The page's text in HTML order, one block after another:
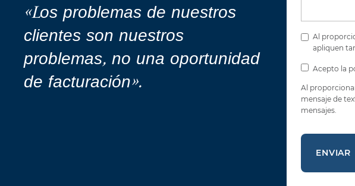
«Los problemas de nuestros
clientes son nuestros
problemas, no una oportunidad
de facturación».
Al
apliquen
Acepto la
Al
mensaje de
mensajes.